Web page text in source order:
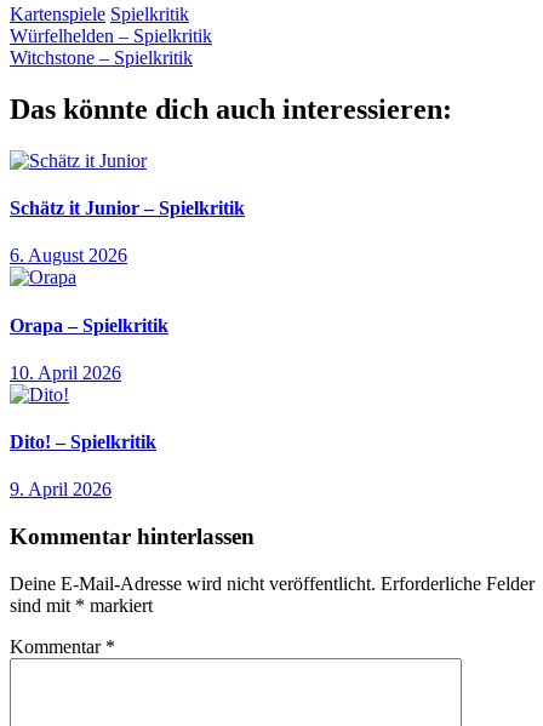
Kartenspiele Spielkritik
BegriffeKette moses.Ratespiel
Beitragsnavigation
Vorheriger
Beitrag:
Würfelhelden – Spielkritik
Nächster
Witchstone – Spielkritik
Das könnte dich auch interessieren:
Schätz it Junior – Spielkritik
6. August 2026
Orapa – Spielkritik
10. April 2026
Dito! – Spielkritik
9. April 2026
Kommentar hinterlassen
Deine E-Mail-Adresse wird nicht veröffentlicht. Erforderliche Felder
sind mit * markiert
Kommentar *